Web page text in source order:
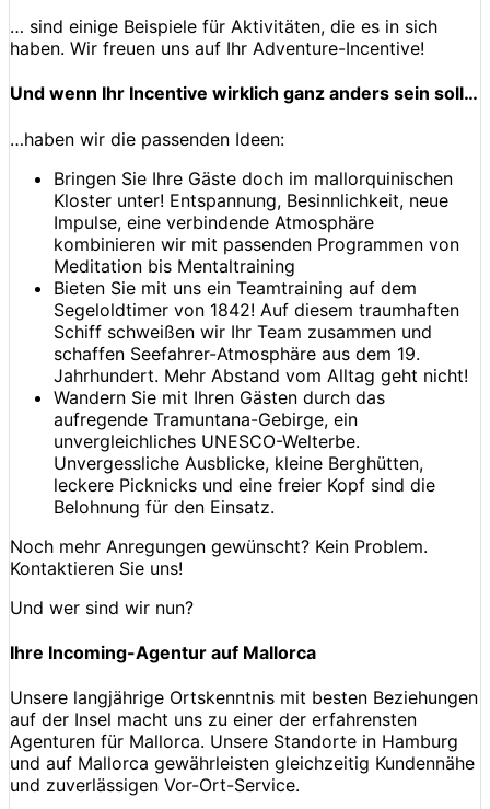
… sind einige Beispiele für Aktivitäten, die es in sich
haben. Wir freuen uns auf Ihr Adventure-Incentive!
Und wenn Ihr Incentive wirklich ganz anders sein soll…
…haben wir die passenden Ideen:
Bringen Sie Ihre Gäste doch im mallorquinischen
Kloster unter! Entspannung, Besinnlichkeit, neue
Impulse, eine verbindende Atmosphäre
kombinieren wir mit passenden Programmen von
Meditation bis Mentaltraining
Bieten Sie mit uns ein Teamtraining auf dem
Segeloldtimer von 1842! Auf diesem traumhaften
Schiff schweißen wir Ihr Team zusammen und
schaffen Seefahrer-Atmosphäre aus dem 19.
Jahrhundert. Mehr Abstand vom Alltag geht nicht!
Wandern Sie mit Ihren Gästen durch das
aufregende Tramuntana-Gebirge, ein
unvergleichliches UNESCO-Welterbe.
Unvergessliche Ausblicke, kleine Berghütten,
leckere Picknicks und eine freier Kopf sind die
Belohnung für den Einsatz.
Noch mehr Anregungen gewünscht? Kein Problem.
Kontaktieren Sie uns!
Und wer sind wir nun?
Ihre Incoming-Agentur auf Mallorca
Unsere langjährige Ortskenntnis mit besten Beziehungen
auf der Insel macht uns zu einer der erfahrensten
Agenturen für Mallorca. Unsere Standorte in Hamburg
und auf Mallorca gewährleisten gleichzeitig Kundennähe
und zuverlässigen Vor-Ort-Service.